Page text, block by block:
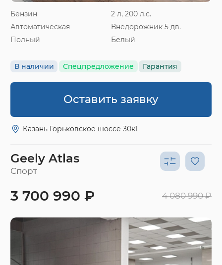
Бензин
2 л, 200 л.с.
Автоматическая
Внедорожник 5 дв.
Полный
Белый
В наличии Спецпредложение Гарантия
Оставить заявку
Казань Горьковское шоссе 30к1
Geely Atlas
Спорт
3 700 990 ₽ 4 080 990 ₽